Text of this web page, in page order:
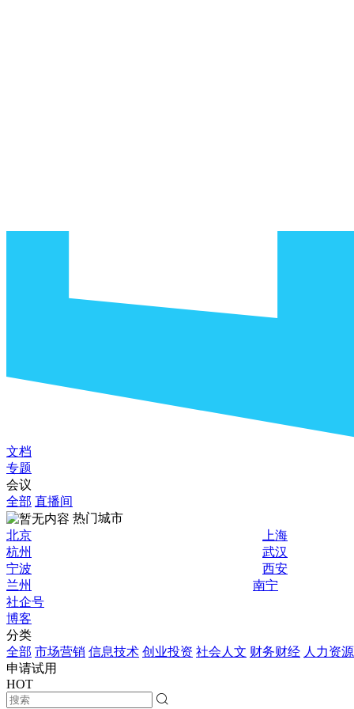
文档
专题
会议
全部 直播间
热门城市
北京
上海
杭州
武汉
宁波
西安
兰州
南宁
社企号
博客
分类
全部 市场营销 信息技术 创业投资 社会人文 财务财经 人力资源
申请试用
HOT